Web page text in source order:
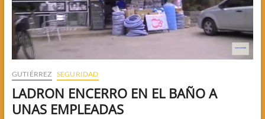
GUTIÉRREZ SEGURIDAD
LADRON ENCERRO EN EL BAÑO A
UNAS EMPLEADAS